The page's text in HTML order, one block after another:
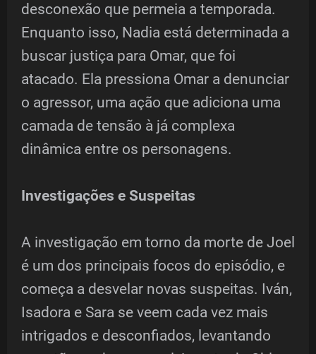
desconexão que permeia a temporada.
Enquanto isso, Nadia está determinada a
buscar justiça para Omar, que foi
atacado. Ela pressiona Omar a denunciar
o agressor, uma ação que adiciona uma
camada de tensão à já complexa
dinâmica entre os personagens.
Investigações e Suspeitas
A investigação em torno da morte de Joel
é um dos principais focos do episódio, e
começa a desvelar novas suspeitas. Iván,
Isadora e Sara se veem cada vez mais
intrigados e desconfiados, levantando